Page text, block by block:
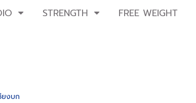
STRENGTH FREE WEIGHT
ยงบก